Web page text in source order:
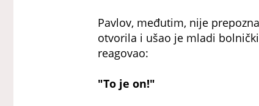
Pavlov, međutim, nije
otvorila i ušao je mladi
reagovao:
"To je on!"